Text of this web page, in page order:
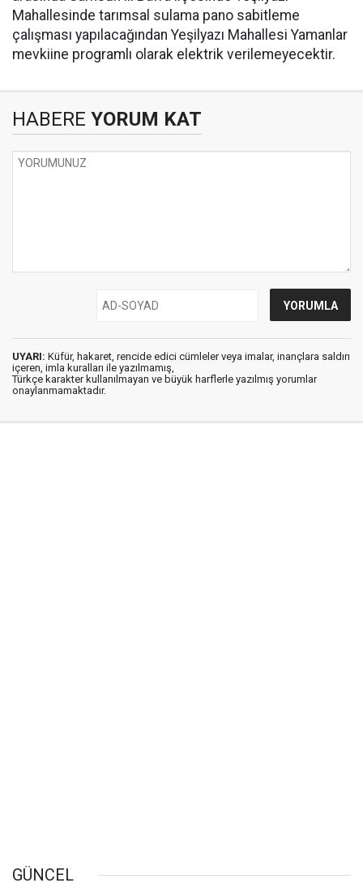
Mahallesinde tarımsal sulama pano sabitleme
çalışması yapılacağından Yeşilyazı Mahallesi Yamanlar
mevkiine programlı olarak elektrik verilemeyecektir.
HABERE YORUM KAT
UYARI: Küfür, hakaret, rencide edici cümleler veya imalar, inançlara saldırı
içeren, imla kuralları ile yazılmamış,
Türkçe karakter kullanılmayan ve büyük harflerle yazılmış yorumlar
onaylanmamaktadır.
GÜNCEL